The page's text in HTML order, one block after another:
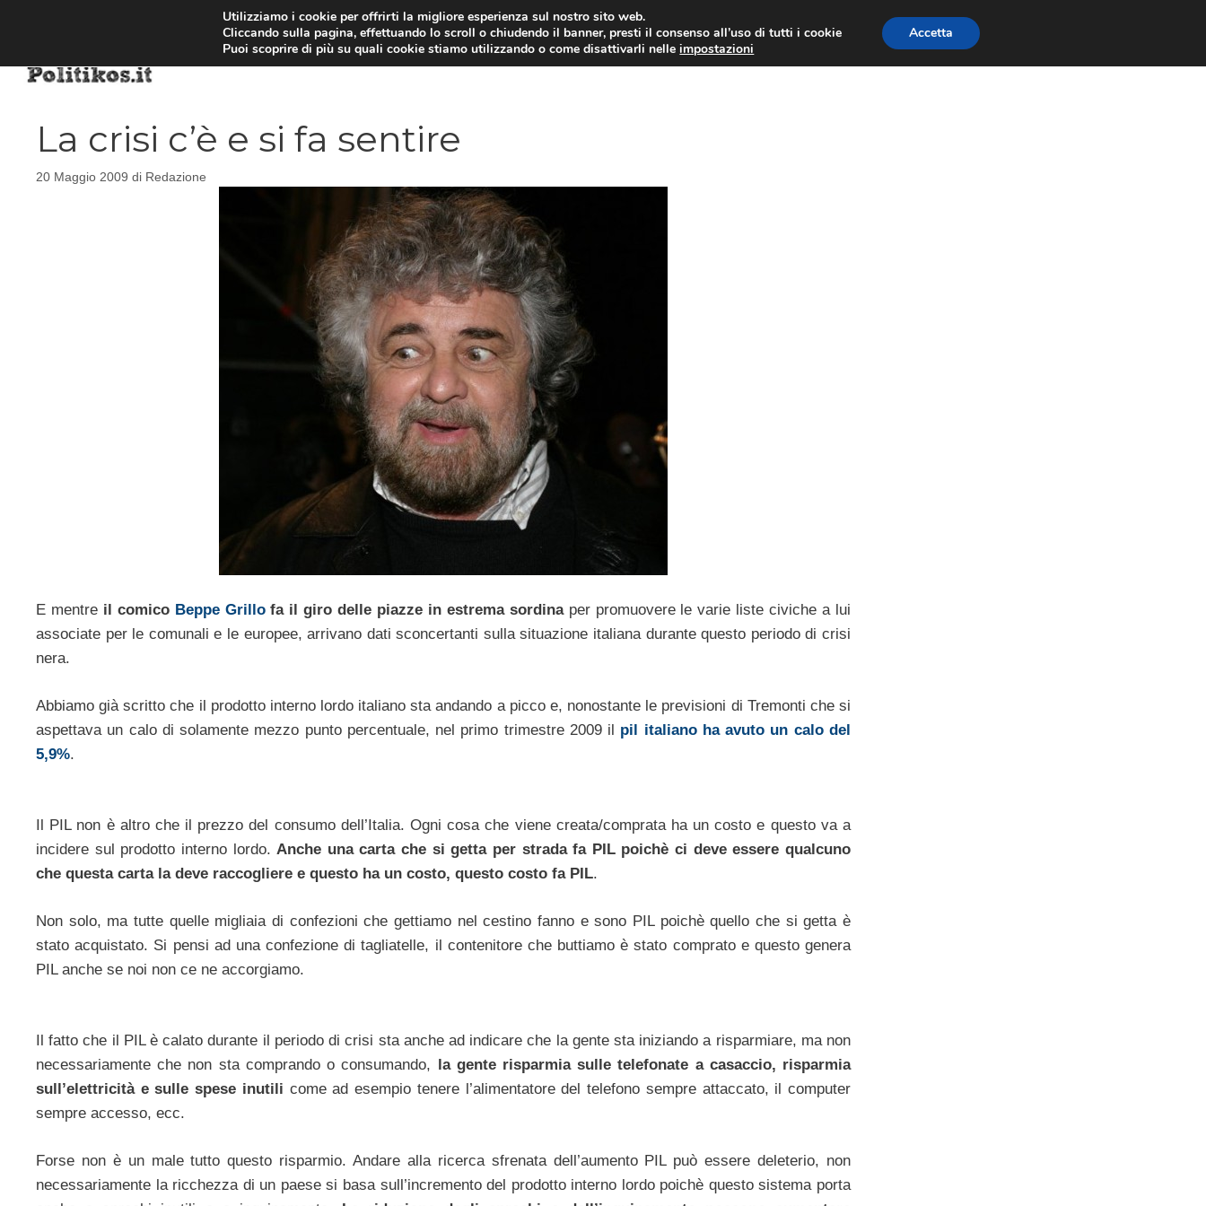
AMMINISTRAZIONE PUBBLICA ECONOMIA EUROPEA ECONOMIA ITALIANA
La crisi c’è e si fa sentire
20 Maggio 2009 di Redazione
E mentre il comico Beppe Grillofa il giro delle piazze in estrema sordinaper promuovere le varie liste civiche a lui
associate per le comunali e le europee, arrivano dati sconcertanti sulla situazione italiana durante questo periodo di crisi
nera.
Abbiamo già scritto che il prodotto interno lordo italiano sta andando a picco e, nonostante le previsioni di Tremonti che si
aspettava un calo di solamente mezzo punto percentuale, nel primo trimestre 2009 il pil italiano ha avuto un calo del
5,9%.
Il PIL non è altro che il prezzo del consumo dell’Italia. Ogni cosa che viene creata/comprata ha un costo e questo va a
incidere sul prodotto interno lordo.Anche una carta che si getta per strada fa PIL poichè ci deve essere qualcuno
che questa carta la deve raccogliere e questo ha un costo, questo costo fa PIL.
Non solo, ma tutte quelle migliaia di confezioni che gettiamo nel cestino fanno e sono PIL poichè quello che si getta è
stato acquistato. Si pensi ad una confezione di tagliatelle, il contenitore che buttiamo è stato comprato e questo genera
PIL anche se noi non ce ne accorgiamo.
Il fatto che il PIL è calato durante il periodo di crisi sta anche ad indicare che la gente sta iniziando a risparmiare, ma non
necessariamente che non sta comprando o consumando, la gente risparmia sulle telefonate a casaccio, risparmia
sull’elettricità e sulle spese inutili come ad esempio tenere l’alimentatore del telefono sempre attaccato, il computer
sempre accesso, ecc.
Forse non è un male tutto questo risparmio. Andare alla ricerca sfrenata dell’aumento PIL può essere deleterio, non
necessariamente la ricchezza di un paese si basa sull’incremento del prodotto interno lordo poichè questo sistema porta
Utilizziamo i cookie per offrirti la migliore esperienza sul nostro sito web.
Cliccando sulla pagina, effettuando lo scroll o chiudendo il banner, presti il consenso all’uso di tutti i cookie
Puoi scoprire di più su quali cookie stiamo utilizzando o come disattivarli nelleimpostazioni
Accetta